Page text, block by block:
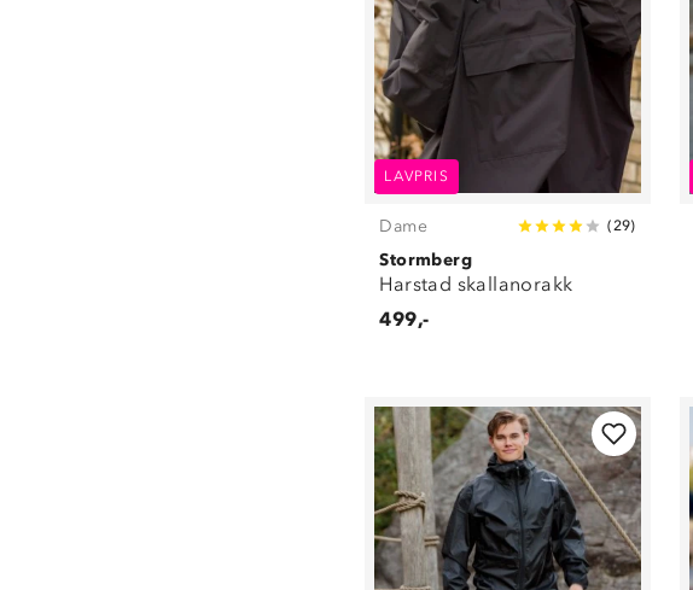
LAVPRIS
Dame ( 29)
Stormberg
Harstad skallanorakk
499,-